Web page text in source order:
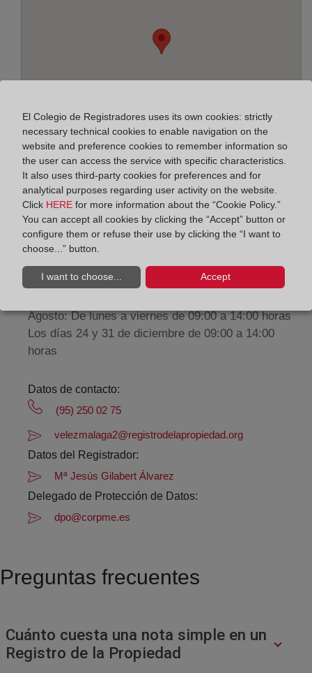
Address:
Camino de Enmedio s/n - bajo - Edif. Residencial
Gallego, 29700
Horario:
Agosto: De lunes a viernes de 09:00 a 14:00 horas
Los días 24 y 31 de diciembre de 09:00 a 14:00
horas
Datos de contacto:
(95) 250 02 75
velezmalaga2@registrodelapropiedad.org
Datos del Registrador:
Mª Jesús Gilabert Álvarez
Delegado de Protección de Datos:
dpo@corpme.es
Preguntas frecuentes
Cuánto cuesta una nota simple en un
Registro de la Propiedad
El Colegio de Registradores uses its own cookies: strictly
necessary technical cookies to enable navigation on the
website and preference cookies to remember information so
the user can access the service with specific characteristics.
It also uses third-party cookies for preferences and for
analytical purposes regarding user activity on the website.
Click HERE for more information about the “Cookie Policy.”
You can accept all cookies by clicking the “Accept” button or
configure them or refuse their use by clicking the “I want to
choose...” button.
I want to choose... Accept